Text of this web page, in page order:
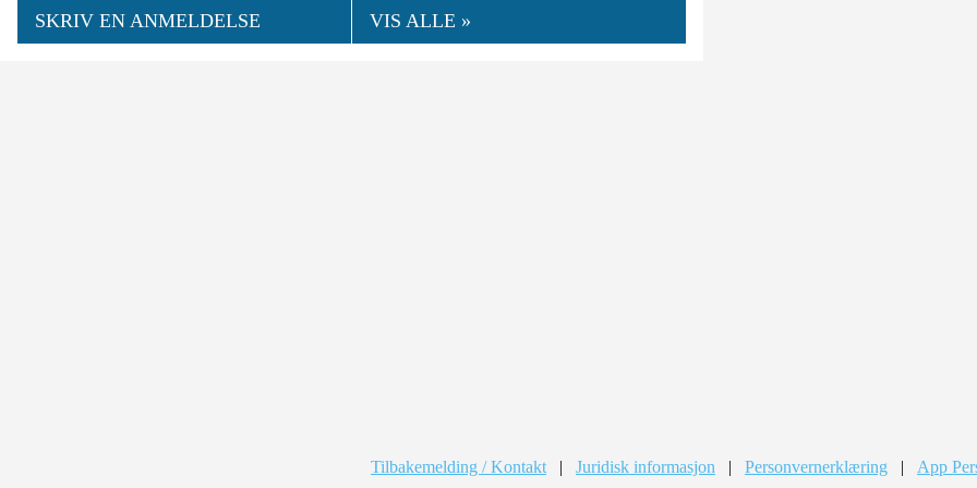
SKRIV EN ANMELDELSE VIS ALLE »
Tilbakemelding / Kontakt | Juridisk informasjon | Personvernerklæring | App